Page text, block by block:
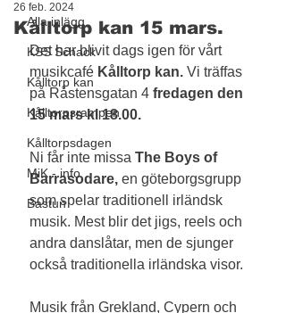
Alla inlägg
KSS Schack
Kålltorp kan
Kålltorpsrampen
Kålltorpsdagen
MiK - info
Bastun
Kålltorp kan 15 mars.
26 feb. 2024
Det har blivit dags igen för vårt
musikcafé Kålltorp kan. Vi träffas
på Råstensgatan 4 fredagen den
15 mars kl 18.00.
Ni får inte missa The Boys of
Barrasodare, en göteborgsgrupp
som spelar traditionell irländsk
musik. Mest blir det jigs, reels och
andra danslåtar, men de sjunger
också traditionella irländska visor.
Musik från Grekland, Cypern och